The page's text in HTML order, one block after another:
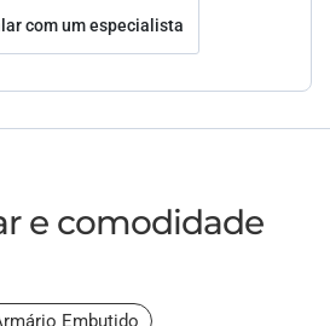
com um especialista
e comodidade
Embutido